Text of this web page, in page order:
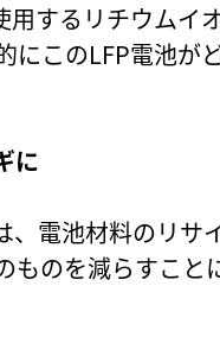
するリチウムイ
にこのLFP電池が
に
、電池材料のリサ
ものを減らすこと